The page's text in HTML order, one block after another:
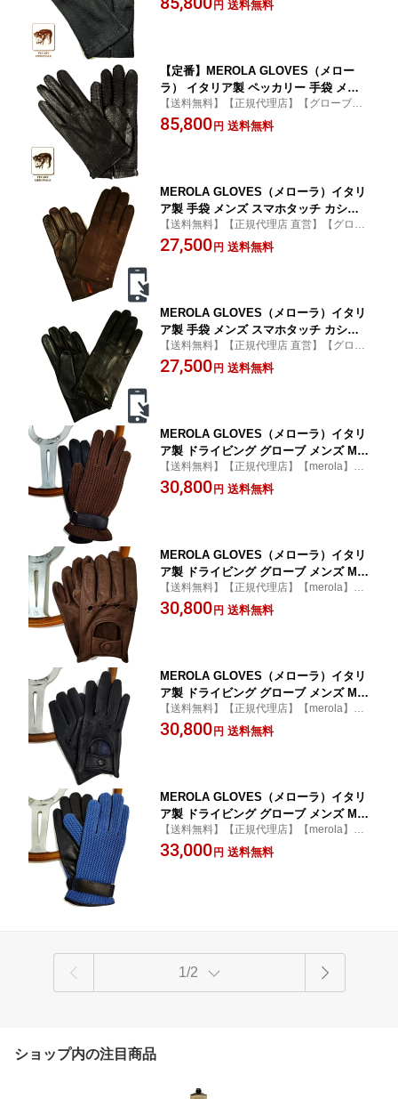
a】
円 送料無料
【定番】MEROLA GLOVES（メロー
ラ） イタリア製 ペッカリー 手袋 メン
ズ ME001-99 ブラック Peccary Gloves
ハンドメイド ローマ 映画衣装
【送料無料】【正規代理店】【グローブ】
【ソフトペッカリー】【肌触り】【merol
a】
85,800 円 送料無料
MEROLA GLOVES（メローラ）イタリ
ア製 手袋 メンズ スマホタッチ カシミ
ヤライニング ME929006-77 ブラウンx
D.ブラウン 羊革 Nappa Leather ハンド
【送料無料】【正規代理店 直営】【グロー
ブ】【merola】【ラムナッパ】
27,500 円 送料無料
MEROLA GLOVES（メローラ）イタリ
ア製 手袋 メンズ スマホタッチ カシミ
ヤライニング ME929006-99 ブラックx
D.ネイビー 羊革 Nappa Leather ハンド
【送料無料】【正規代理店 直営】【グロー
ブ】【merola】【ラムナッパ】
27,500 円 送料無料
MEROLA GLOVES（メローラ）イタリ
ア製 ドライビング グローブ メンズ ME
329001-78 ネイビー 羊革xブラウン 綿メ
ッシュ編み カシミヤニットのインナー
【送料無料】【正規代理店】【merola】
【ナッパ】【コットン】【カシミヤ】【防
寒】
30,800 円 送料無料
MEROLA GLOVES（メローラ）イタリ
ア製 ドライビング グローブ メンズ ME
429003-70 ブラウン 鹿革 手袋 Driving
Gloves ハンドメイド ローマ 映画衣装
【送料無料】【正規代理店】【merola】
【ディアースキン】
30,800 円 送料無料
MEROLA GLOVES（メローラ）イタリ
ア製 ドライビング グローブ メンズ ME
429003-80 ネイビー 鹿革 手袋 Driving
Gloves ハンドメイド ローマ 映画衣装
【送料無料】【正規代理店】【merola】
【ディアースキン】
30,800 円 送料無料
MEROLA GLOVES（メローラ）イタリ
ア製 ドライビング グローブ メンズ ME
429006-88 ネイビー 羊革xブルー 綿メッ
シュ編み カシミヤニットのインナー 手
【送料無料】【正規代理店】【merola】
【ナッパ】【コットン】【カシミヤ】【防
寒】
33,000 円 送料無料
1/2
ショップ内の注目商品